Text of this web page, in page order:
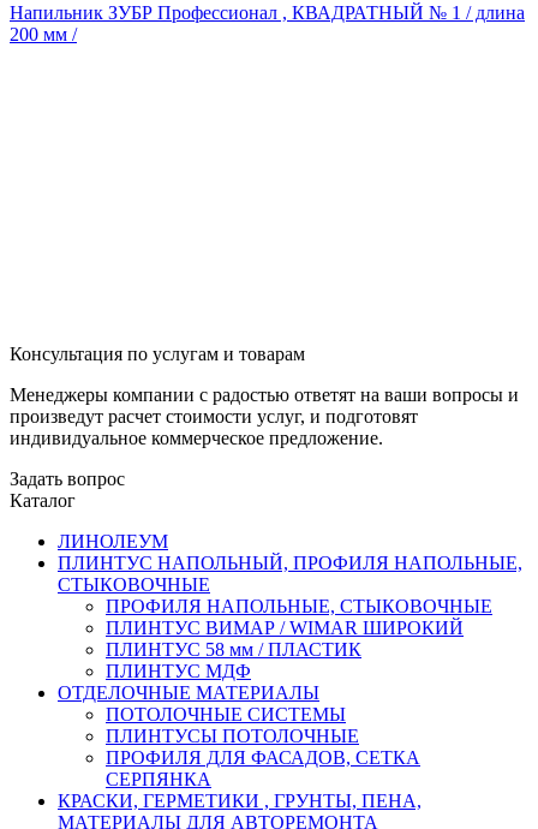
Напильник ЗУБР Профессионал , КВАДРАТНЫЙ № 1 / длина
200 мм /
Консультация по услугам и товарам
Менеджеры компании с радостью ответят на ваши вопросы и
произведут расчет стоимости услуг, и подготовят
индивидуальное коммерческое предложение.
Задать вопрос
Каталог
ЛИНОЛЕУМ
ПЛИНТУС НАПОЛЬНЫЙ, ПРОФИЛЯ НАПОЛЬНЫЕ,
СТЫКОВОЧНЫЕ
ПРОФИЛЯ НАПОЛЬНЫЕ, СТЫКОВОЧНЫЕ
ПЛИНТУС ВИМАР / WIMAR ШИРОКИЙ
ПЛИНТУС 58 мм / ПЛАСТИК
ПЛИНТУС МДФ
ОТДЕЛОЧНЫЕ МАТЕРИАЛЫ
ПОТОЛОЧНЫЕ СИСТЕМЫ
ПЛИНТУСЫ ПОТОЛОЧНЫЕ
ПРОФИЛЯ ДЛЯ ФАСАДОВ, СЕТКА
СЕРПЯНКА
КРАСКИ, ГЕРМЕТИКИ , ГРУНТЫ, ПЕНА,
МАТЕРИАЛЫ ДЛЯ АВТОРЕМОНТА